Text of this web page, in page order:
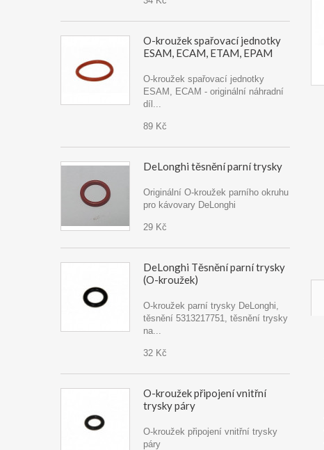
O-kroužek spařovací jednotky
ESAM, ECAM, ETAM, EPAM
O-kroužek spařovací jednotky
ESAM, ECAM - originální náhradní
díl...
89 Kč
DeLonghi těsnění parní trysky
Originální O-kroužek parního okruhu
pro kávovary DeLonghi
29 Kč
DeLonghi Těsnění parní trysky
(O-kroužek)
O-kroužek parní trysky DeLonghi,
těsnění 5313217751, těsnění trysky
na...
32 Kč
O-kroužek připojení vnitřní
trysky páry
O-kroužek připojení vnitřní trysky
páry